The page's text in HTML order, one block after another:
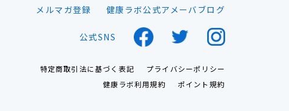
メルマガ登録 健康ラボ公式アメーバブログ
公式SNS
特定商取引法に基づく表記
プライバシーポリシー
健康ラボ利用規約
ポイント規約